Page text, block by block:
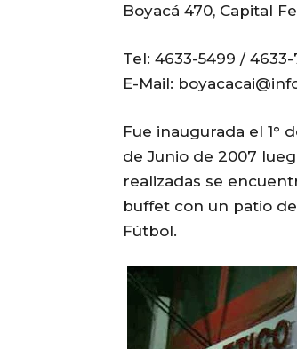
Boyacá 470, Capital
Tel: 4633-5499 / 4633-
E-Mail:
Fue inaugurada el 1°
de Junio de 2007
realizadas se
buffet con un patio
Fútbol.